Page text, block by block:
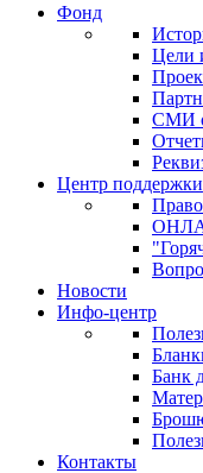
Фонд
Цели
СМИ
Центр поддержки
Новости
Инфо-центр
Банк
Контакты